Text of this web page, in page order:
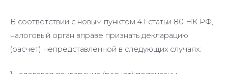
В соответствии с новым пунктом 4.1 статьи 80 НК РФ,
налоговый орган вправе признать декларацию
(расчет) непредставленной в следующих случаях: